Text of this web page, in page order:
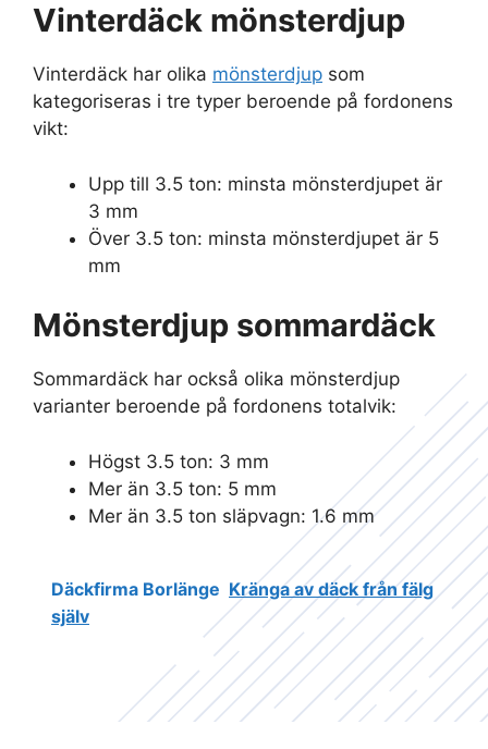
Vinterdäck mönsterdjup
Vinterdäck har olika mönsterdjup som
kategoriseras i tre typer beroende på fordonens
vikt:
Upp till 3.5 ton: minsta mönsterdjupet är
3 mm
Över 3.5 ton: minsta mönsterdjupet är 5
mm
Mönsterdjup sommardäck
Sommardäck har också olika mönsterdjup
varianter beroende på fordonens totalvik:
Högst 3.5 ton: 3 mm
Mer än 3.5 ton: 5 mm
Mer än 3.5 ton släpvagn: 1.6 mm
Däckfirma Borlänge Kränga av däck från fälg
själv